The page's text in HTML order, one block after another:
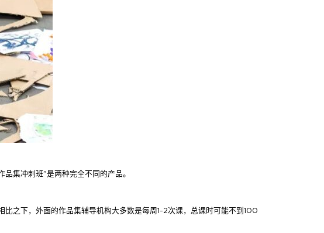
集冲刺班"是两种完全不同的产品。
之下，外面的作品集辅导机构大多数是每周1-2次课，总课时可能不到100